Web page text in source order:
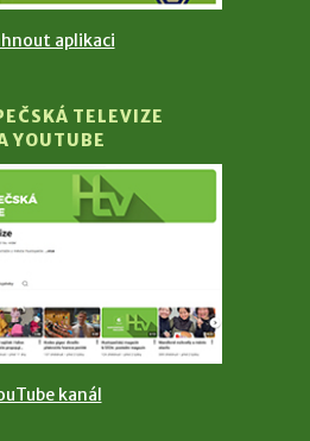
aplikaci
TELEVIZE
YOUTUBE
kanál